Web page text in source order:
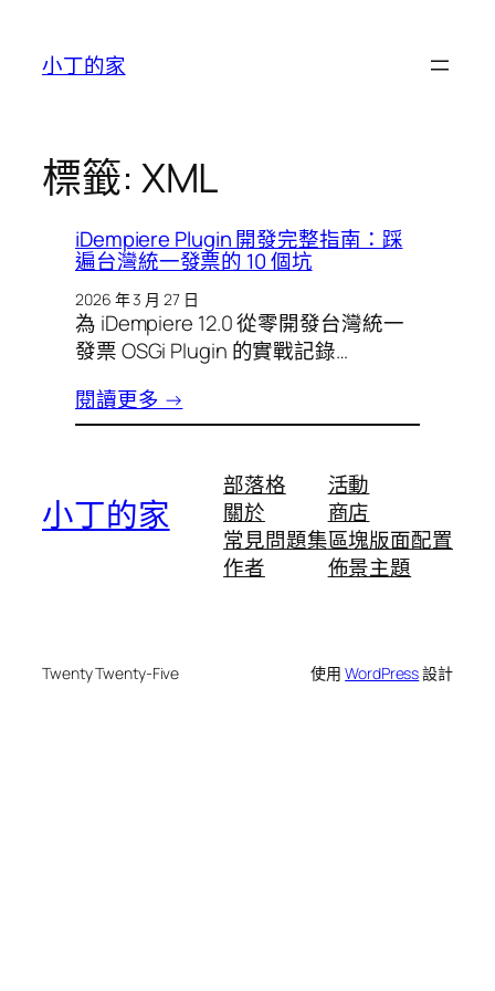
小丁的家
標籤: XML
iDempiere Plugin 開發完整指南：踩
遍台灣統一發票的 10 個坑
2026 年 3 月 27 日
為 iDempiere 12.0 從零開發台灣統一
發票 OSGi Plugin 的實戰記錄…
閱讀更多 →
小丁的家
部落格
關於
常見問題集
作者
活動
商店
區塊版面配置
佈景主題
Twenty Twenty-Five 使用WordPress設計